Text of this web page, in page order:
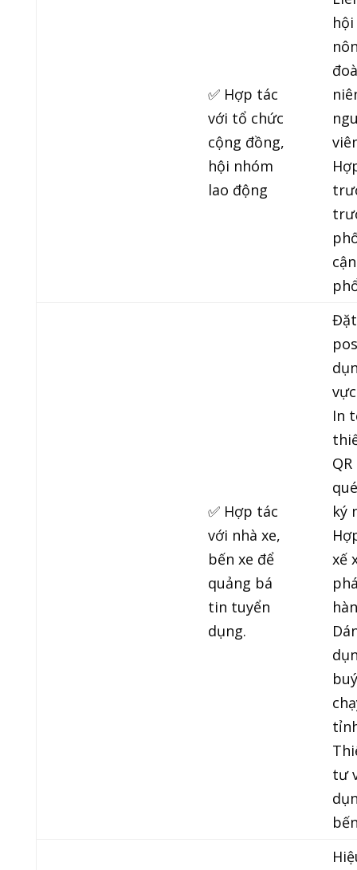
✅ Hợp tác
với tổ chức
cộng đồng,
hội nhóm
lao động
✅ Hợp tác
với nhà xe,
bến xe để
quảng bá
tin tuyển
dụng.
In
ký
xế
tư